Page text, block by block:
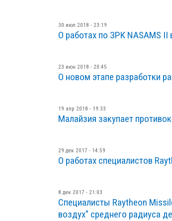
30 июл 2018 - 23:19
О работах по ЗРК NASAMS
23 июн 2018 - 20:45
О новом этапе разработки
19 апр 2018 - 19:33
Малайзия закупает
29 дек 2017 - 14:59
О работах специалистов
8 дек 2017 - 21:03
Специалисты Raytheon
воздух" среднего радиуса